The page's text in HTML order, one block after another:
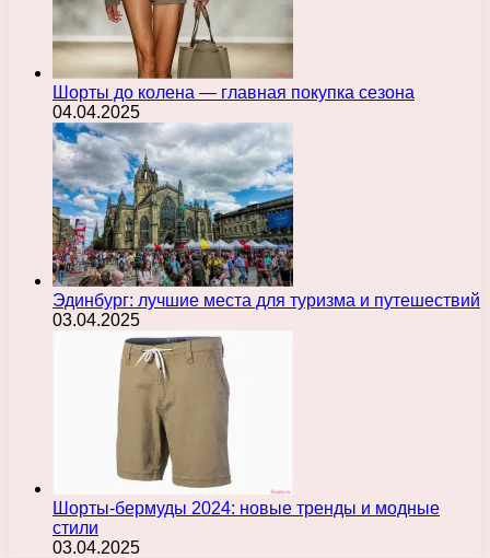
Шорты до колена — главная покупка сезона
04.04.2025
Эдинбург: лучшие места для туризма и путешествий
03.04.2025
Шорты-бермуды 2024: новые тренды и модные
стили
03.04.2025